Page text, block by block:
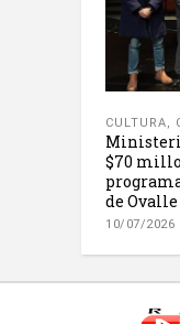
CULTURA,
$70
de Ovalle
10/07/2026